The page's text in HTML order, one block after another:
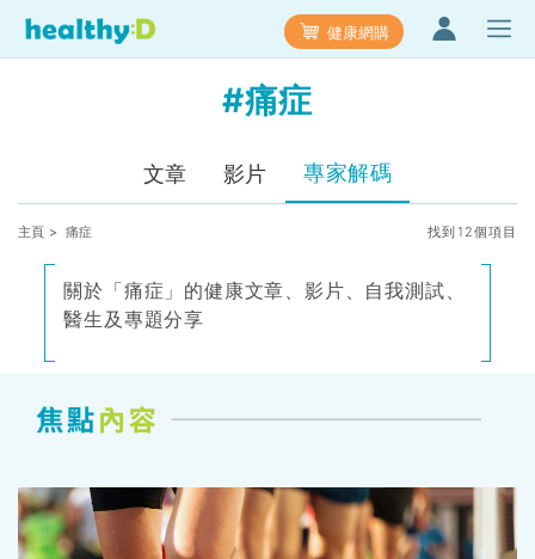
健康網購
#痛症
文章 影片 專家解碼
主頁 > 痛症 找到12個項目
關於「痛症」的健康文章、影片、自我測試、
醫生及專題分享